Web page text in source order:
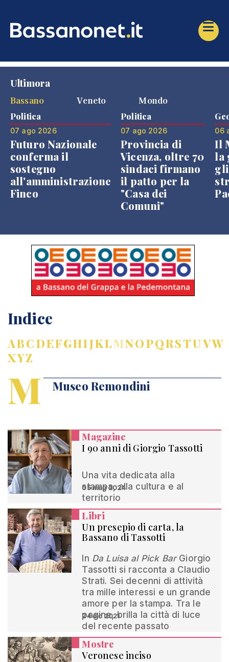
Ultimora
Bassano
Veneto Mondo
Politica
07 ago 2026
Futuro Nazionale
conferma il
sostegno
all'amministrazione
Finco
Politica
07 ago 2026
Provincia di
Vicenza, oltre 70
sindaci firmano
il patto per la
"Casa dei
Comuni"
06
Il
la
Indice
ABCDEFGHIJKLMNOPQRSTUVW
XYZ
M Museo Remondini
Magazine
I 90 anni di Giorgio Tassotti
Una vita dedicata alla
stampa, alla cultura e al
territorio
05 mag 2024
Libri
Un presepio di carta, la
Bassano di Tassotti
In Da Luisa al Pick BarGiorgio
Tassotti si racconta a Claudio
Strati. Sei decenni di attività
tra mille interessi e un grande
amore per la stampa. Tra le
pagine, brilla la città di luce
del recente passato
24 dic 2021
Mostre
Veronese inciso